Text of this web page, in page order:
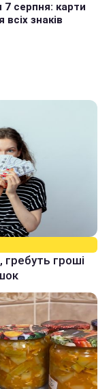
7 серпня: карти
знаків
гроші